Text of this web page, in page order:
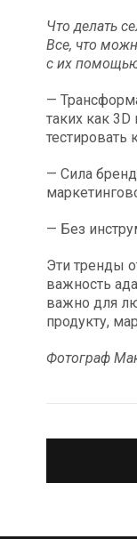
Что делать
Все, что
с их
—
таких как
тестировать
— Сила
— Без
Эти тренды
важность
важно для
продукту,
Фотограф